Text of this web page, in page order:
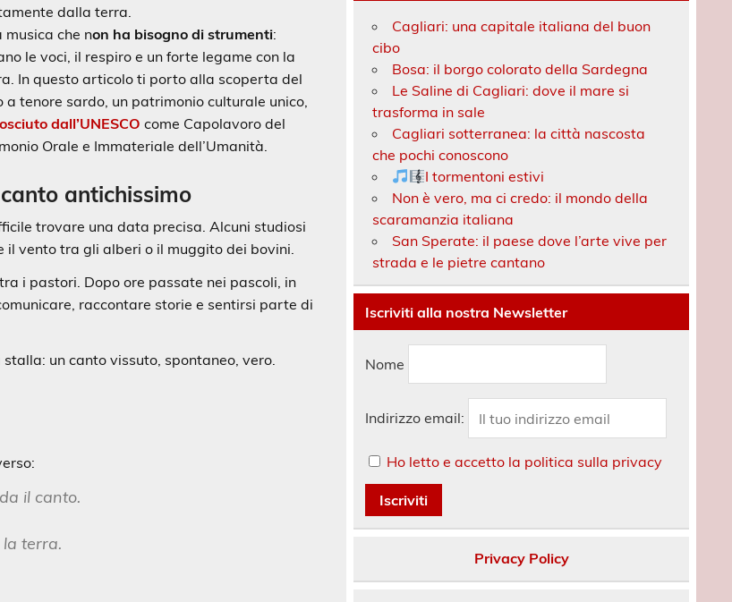
dalla terra.
musica che non ha bisogno di strumenti:
le voci, il respiro e un forte legame con la
In questo articolo ti porto alla scoperta del
a tenore sardo, un patrimonio culturale unico,
dall’UNESCO come Capolavoro del
Orale e Immateriale dell’Umanità.
antichissimo
trovare una data precisa. Alcuni studiosi
vento tra gli alberi o il muggito dei bovini.
i pastori. Dopo ore passate nei pascoli, in
raccontare storie e sentirsi parte di
un canto vissuto, spontaneo, vero.
il canto.
terra.
Cagliari: una capitale italiana del buon
cibo
Bosa: il borgo colorato della Sardegna
Le Saline di Cagliari: dove il mare si
trasforma in sale
Cagliari sotterranea: la città nascosta
che pochi conoscono
I tormentoni estivi
Non è vero, ma ci credo: il mondo della
scaramanzia italiana
San Sperate: il paese dove l’arte vive per
strada e le pietre cantano
Iscriviti alla nostra Newsletter
Nome
Indirizzo email:
Ho letto e accetto la politica sulla privacy
Privacy Policy